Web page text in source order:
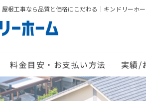
根工事なら品質と価格にこだわる｜キンドリーホ
料金目安・お支払い方法 実績/